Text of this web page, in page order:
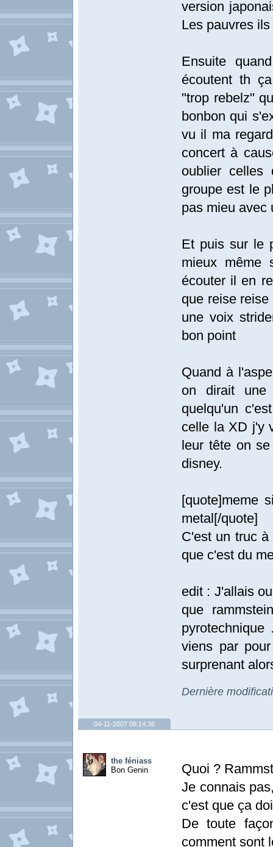
version
Les pauvres
Ensuite
écoutent th
"trop rebelz"
bonbon qui
vu il ma
concert à
oublier celles
groupe est le
pas mieu avec
Et puis sur le
mieux même
écouter il en
que reise
une voix
bon point
Quand à
on dirait une
quelqu'un
celle la XD j'y
leur tête on
disney.
[quote]meme
metal[/quote]
C'est un truc
que c'est du
edit : J'allais
que
viens par
surprenant
Dernière
04-11-2007 08:14:36
the féniass
Bon Genin
Quoi ?
Je connais
c'est que ça
De toute
comment sont